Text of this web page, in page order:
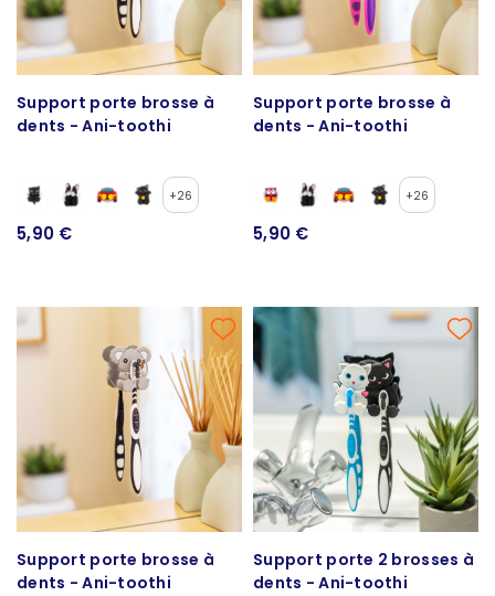
Support porte brosse à
dents - Ani-toothi
+26
5,90 €
Support porte brosse à
dents - Ani-toothi
+26
5,90 €
Support porte brosse à
dents - Ani-toothi
Support porte 2 brosses à
dents - Ani-toothi